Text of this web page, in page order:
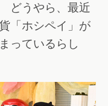
どうやら、最近
「ホシペイ」が
っているらし